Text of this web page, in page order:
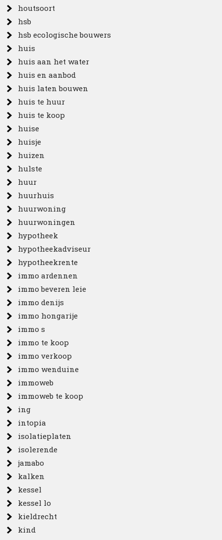
houtsoort
hsb
hsb ecologische bouwers
huis
huis aan het water
huis en aanbod
huis laten bouwen
huis te huur
huis te koop
huise
huisje
huizen
hulste
huur
huurhuis
huurwoning
huurwoningen
hypotheek
hypotheekadviseur
hypotheekrente
immo ardennen
immo beveren leie
immo denijs
immo hongarije
immo s
immo te koop
immo verkoop
immo wenduine
immoweb
immoweb te koop
ing
intopia
isolatieplaten
isolerende
jamabo
kalken
kessel
kessel lo
kieldrecht
kind